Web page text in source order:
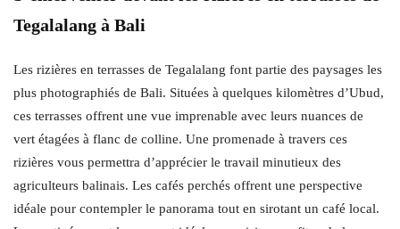
Tegalalang à Bali
Les rizières en terrasses de Tegalalang font partie des paysages les
plus photographiés de Bali. Situées à quelques kilomètres d’Ubud,
ces terrasses offrent une vue imprenable avec leurs nuances de
vert étagées à flanc de colline. Une promenade à travers ces
rizières vous permettra d’apprécier le travail minutieux des
agriculteurs balinais. Les cafés perchés offrent une perspective
idéale pour contempler le panorama tout en sirotant un café local.